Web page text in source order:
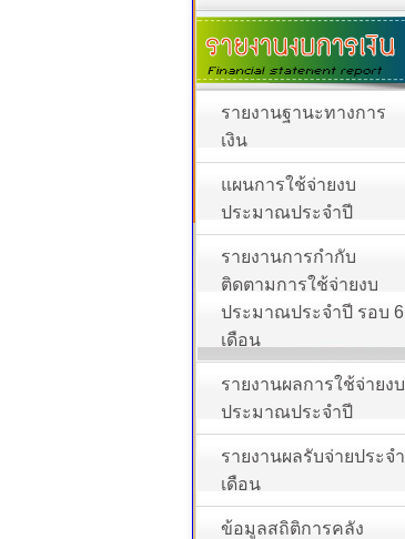
รายงานฐานะทางการ
เงิน
แผนการใช้จ่ายงบ
ประมาณประจำปี
รายงานการกำกับ
ติดตามการใช้จ่ายงบ
ประมาณประจำปี รอบ 6
เดือน
รายงานผลการใช้จ่ายงบ
ประมาณประจำปี
รายงานผลรับจ่ายประจำ
เดือน
ข้อมูลสถิติการคลัง